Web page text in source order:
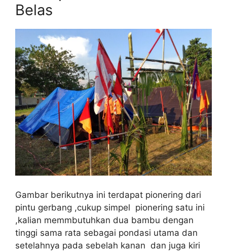
Belas
Gambar berikutnya ini terdapat pionering dari
pintu gerbang ,cukup simpel pionering satu ini
,kalian memmbutuhkan dua bambu dengan
tinggi sama rata sebagai pondasi utama dan
setelahnya pada sebelah kanan dan juga kiri